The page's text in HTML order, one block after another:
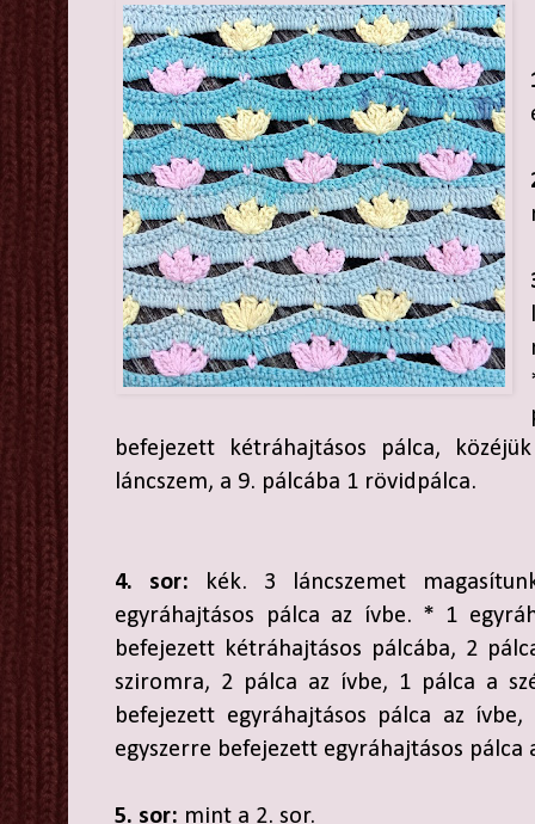
befejezett kétráhajtásos pálca,
láncszem, a 9. pálcába 1 rövidpálca.
4. sor: kék. 3 láncszemet
egyráhajtásos pálca az ívbe. * 1
befejezett kétráhajtásos pálcába, 2
sziromra, 2 pálca az ívbe, 1 pálca a
befejezett egyráhajtásos pálca az
egyszerre befejezett egyráhajtásos
5. sor: mint a 2. sor.